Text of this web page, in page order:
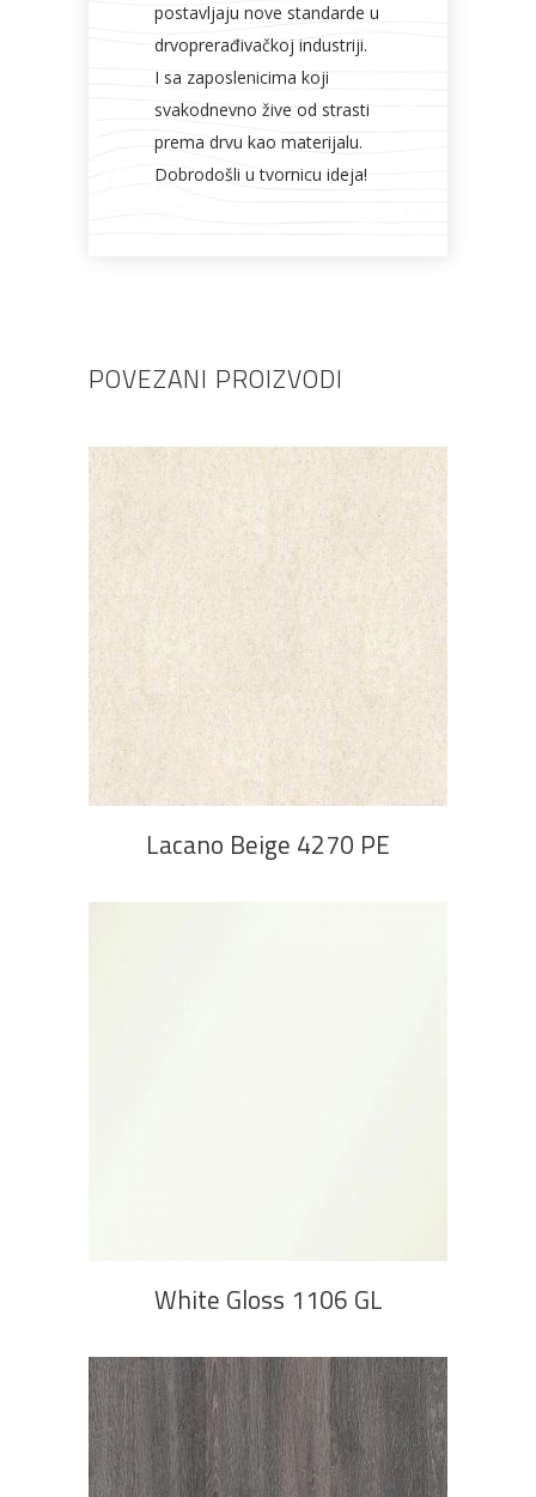
postavljaju nove standarde u
drvoprerađivačkoj industriji.
I sa zaposlenicima koji
svakodnevno žive od strasti
prema drvu kao materijalu.
Dobrodošli u tvornicu ideja!
POVEZANI PROIZVODI
PROČITAJ VIŠE
Lacano Beige 4270 PE
White Gloss 1106 GL